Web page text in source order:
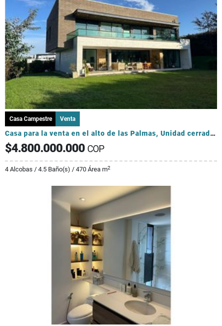
Casa Campestre Venta
Casa para la venta en el alto de las Palmas, Unidad cerrada, Envigado
$4.800.000.000 COP
4 Alcobas / 4.5 Baño(s) / 470 Área m2